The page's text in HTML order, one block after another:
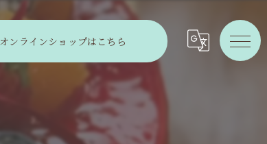
オンラインショップはこちら